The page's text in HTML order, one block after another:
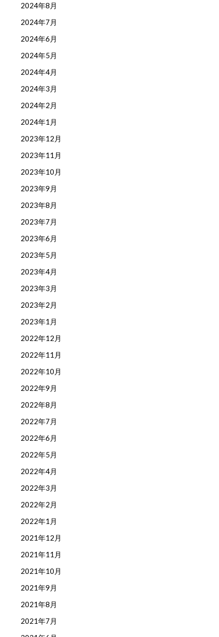
2024年8月
2024年7月
2024年6月
2024年5月
2024年4月
2024年3月
2024年2月
2024年1月
2023年12月
2023年11月
2023年10月
2023年9月
2023年8月
2023年7月
2023年6月
2023年5月
2023年4月
2023年3月
2023年2月
2023年1月
2022年12月
2022年11月
2022年10月
2022年9月
2022年8月
2022年7月
2022年6月
2022年5月
2022年4月
2022年3月
2022年2月
2022年1月
2021年12月
2021年11月
2021年10月
2021年9月
2021年8月
2021年7月